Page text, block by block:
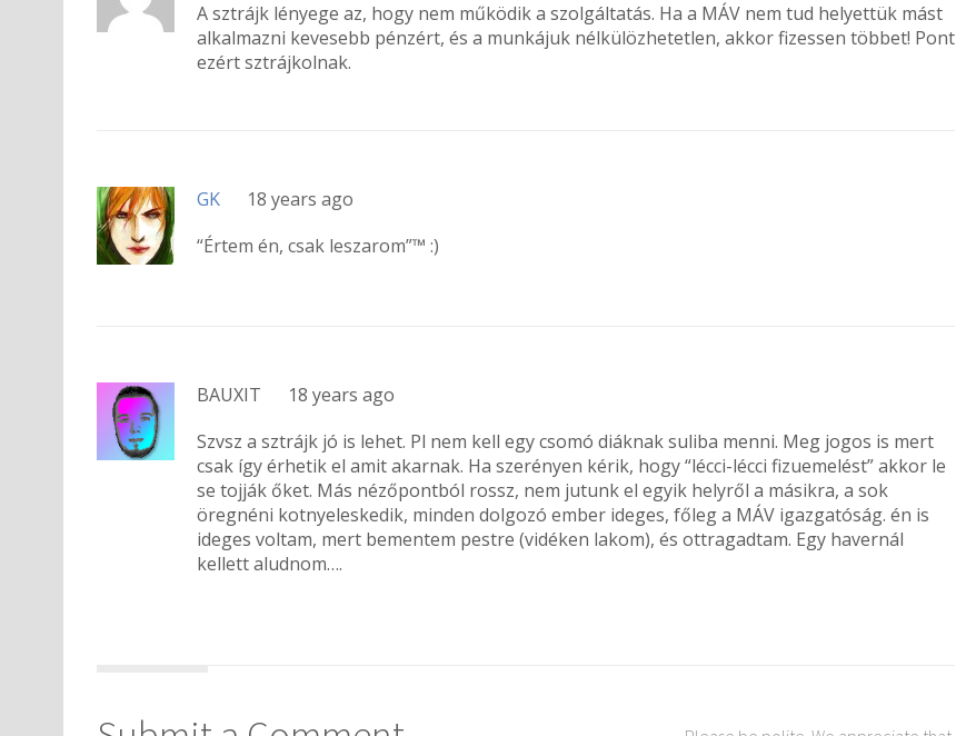
A sztrájk lényege az, hogy nem működik a szolgáltatás. Ha a MÁV nem tud helyettük mást
alkalmazni kevesebb pénzért, és a munkájuk nélkülözhetetlen, akkor fizessen többet! Pont
ezért sztrájkolnak.
GK
18 years ago
“Értem én, csak leszarom”™ :)
BAUXIT
18 years ago
Szvsz a sztrájk jó is lehet. Pl nem kell egy csomó diáknak suliba menni. Meg jogos is mert
csak így érhetik el amit akarnak. Ha szerényen kérik, hogy “lécci-lécci fizuemelést” akkor le
se tojják őket. Más nézőpontból rossz, nem jutunk el egyik helyről a másikra, a sok
öregnéni kotnyeleskedik, minden dolgozó ember ideges, főleg a MÁV igazgatóság. én is
ideges voltam, mert bementem pestre (vidéken lakom), és ottragadtam. Egy havernál
kellett aludnom….